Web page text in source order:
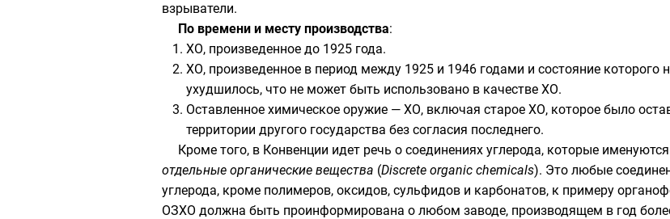
взрыватели.
По времени и месту производства:
ХО, произведенное до 1925 года.
ХО, произведенное в период между 1925 и 1946 годами и состояние которого
ухудшилось, что не может быть использовано в качестве ХО.
Оставленное химическое оружие — ХО, включая старое ХО, которое было
территории другого государства без согласия последнего.
Кроме того, в Конвенции идет речь о соединениях углерода, которые
отдельные органические вещества (Discrete organic chemicals). Это любые
углерода, кроме полимеров, оксидов, сульфидов и карбонатов, к примеру
ОЗХО должна быть проинформирована о любом заводе, производящем в год